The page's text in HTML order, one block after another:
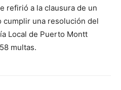
refirió a la clausura de un
cumplir una resolución del
Local de Puerto Montt
multas.